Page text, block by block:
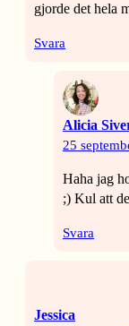
gjorde det hela
Svara
Alicia
25
Haha jag
;) Kul att
Svara
Jessica